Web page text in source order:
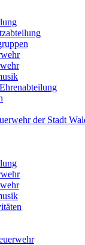
der Stadt